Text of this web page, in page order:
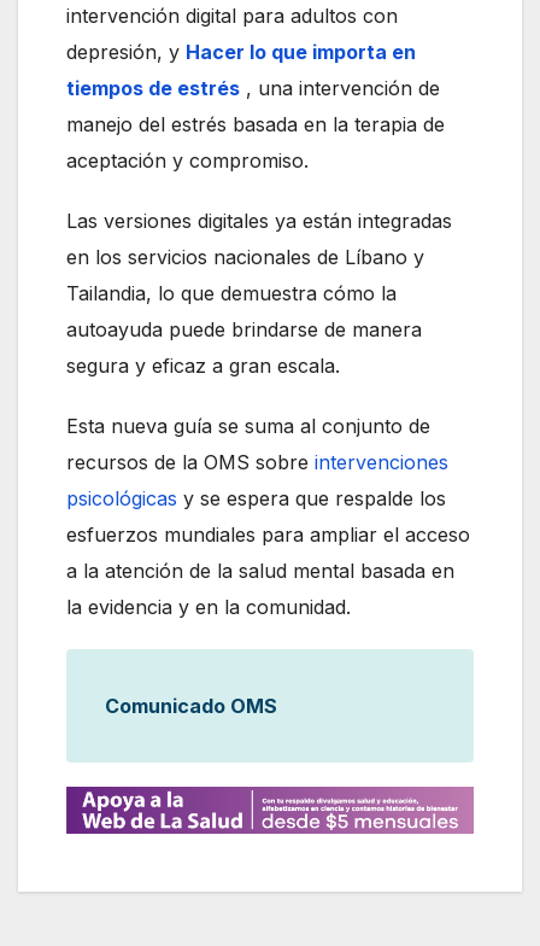
intervención digital para adultos con
depresión, y Hacer lo que importa en
tiempos de estrés , una intervención de
manejo del estrés basada en la terapia de
aceptación y compromiso.
Las versiones digitales ya están integradas
en los servicios nacionales de Líbano y
Tailandia, lo que demuestra cómo la
autoayuda puede brindarse de manera
segura y eficaz a gran escala.
Esta nueva guía se suma al conjunto de
recursos de la OMS sobre intervenciones
psicológicas y se espera que respalde los
esfuerzos mundiales para ampliar el acceso
a la atención de la salud mental basada en
la evidencia y en la comunidad.
Comunicado OMS